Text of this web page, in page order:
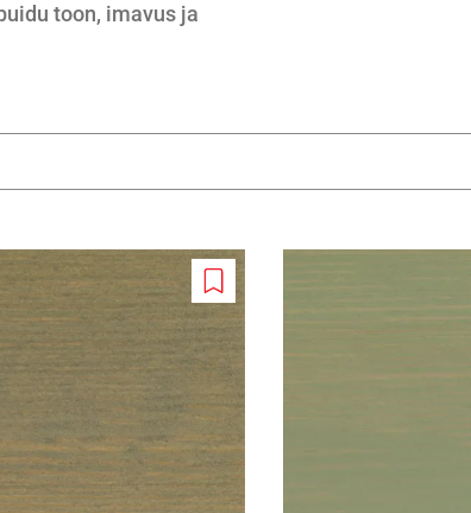
toon, imavus ja
Add
wishlist